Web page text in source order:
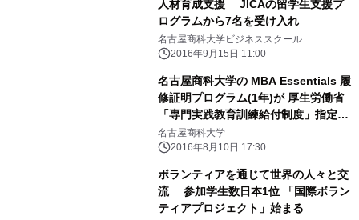
人材育成支援 JICAの留学生支援プ
ログラムから7名を受け入れ
名古屋商科大学ビジネススクール
2016年9月15日 11:00
名古屋商科大学の MBA Essentials 履
修証明プログラム(1年)が 厚生労働省
「専門実践教育訓練給付制度」指定講
座に
名古屋商科大学
2016年8月10日 17:30
ボランティアを通じて世界の人々と交
流 参加学生数日本1位 「国際ボラン
ティアプロジェクト」始まる